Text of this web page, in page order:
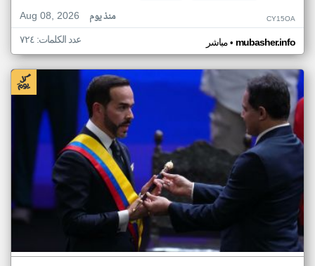
Aug 08, 2026
منذ يوم CY15OA
مباشر• mubasher.info عدد الكلمات: ٧٢٤